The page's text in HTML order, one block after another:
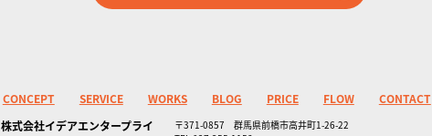
CONCEPT SERVICE WORKS BLOG PRICE FLOW
CONTACT
株式会社イデアエンタープライ
〒371-0857 群馬県前橋市高井町1-26-22